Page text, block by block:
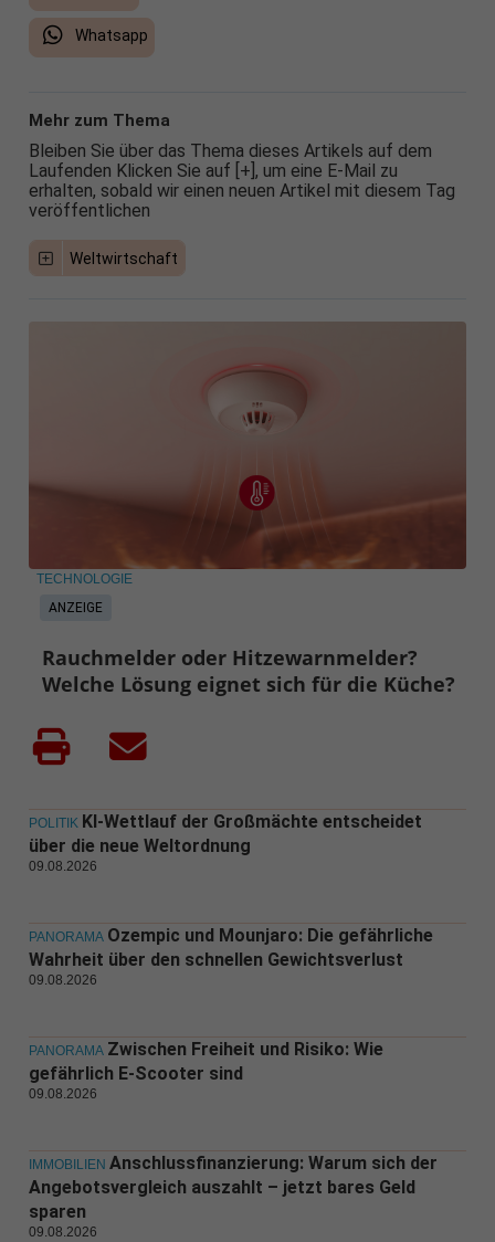
Whatsapp
Mehr zum Thema
Bleiben Sie über das Thema dieses Artikels auf dem
Laufenden Klicken Sie auf [+], um eine E-Mail zu
erhalten, sobald wir einen neuen Artikel mit diesem Tag
veröffentlichen
Weltwirtschaft
ANZEIGE
TECHNOLOGIE
Rauchmelder oder Hitzewarnmelder?
Welche Lösung eignet sich für die Küche?
POLITIK KI-Wettlauf der Großmächte entscheidet
über die neue Weltordnung
09.08.2026
PANORAMA Ozempic und Mounjaro: Die gefährliche
Wahrheit über den schnellen Gewichtsverlust
09.08.2026
PANORAMA Zwischen Freiheit und Risiko: Wie
gefährlich E-Scooter sind
09.08.2026
IMMOBILIEN Anschlussfinanzierung: Warum sich der
Angebotsvergleich auszahlt – jetzt bares Geld
sparen
09.08.2026